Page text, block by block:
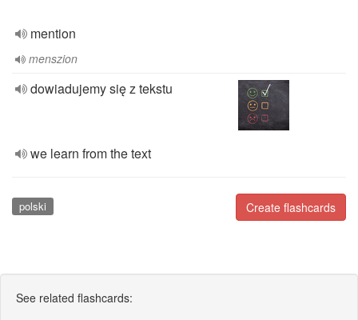
mention
menszion
dowiadujemy się z tekstu
we learn from the text
Create flashcards
polski
See related flashcards: